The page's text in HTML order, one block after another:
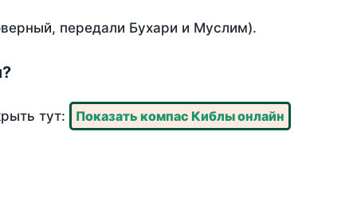
передали Бухари и Муслим).
тут: Показать компас Киблы онлайн